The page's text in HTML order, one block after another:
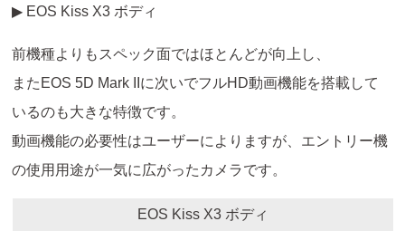
▶ EOS Kiss X3 ボディ
前機種よりもスペック面ではほとんどが向上し、
またEOS 5D Mark IIに次いでフルHD動画機能を搭載して
いるのも大きな特徴です。
動画機能の必要性はユーザーによりますが、エントリー機
の使用用途が一気に広がったカメラです。
EOS Kiss X3 ボディ